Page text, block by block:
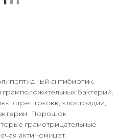
антибиотик.
бактерий.
стрептококк, клостридии,
Порошок
грамотрицательные
актиномицет,